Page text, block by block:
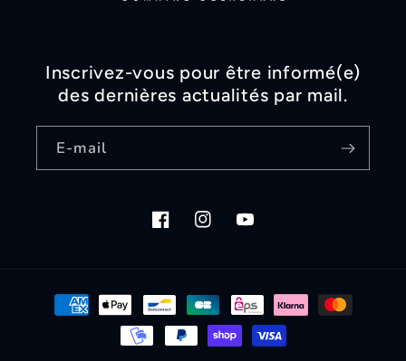
Inscrivez-vous pour être informé(e)
des dernières actualités par mail.
E-mail
FacebookInstagramYouTube
Moyens